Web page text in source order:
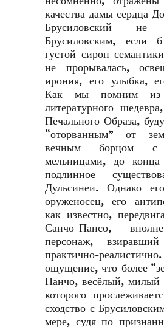
качества дамы сердца
Брусиловский
Брусиловским, если
густой сироп
не прорывалась,
ирония, его улыбка,
Как мы помним из
литературного
Печального Образа,
“оторванным” от
вечным борцом с
мельницами, до
подлинное
Дульсинеи. Однако
оруженосец, его
как известно,
Санчо Пансо, — вполне
персонаж,
практично-
ощущение, что более
Панчо, весёлый, милый
которого
сходство с
мере, судя по